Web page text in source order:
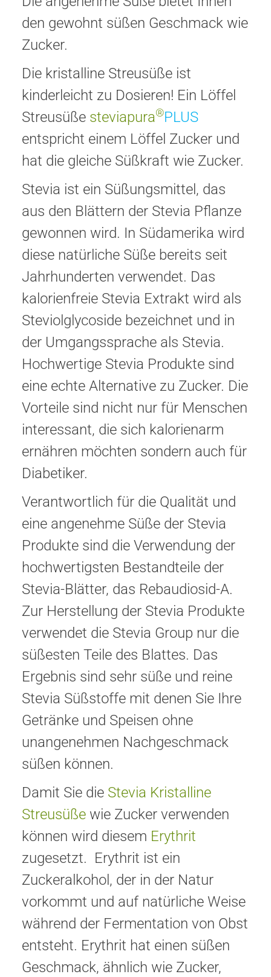
den gewohnt süßen Geschmack wie
Zucker.
Die kristalline Streusüße ist
kinderleicht zu Dosieren! Ein Löffel
Streusüße steviapura®PLUS
entspricht einem Löffel Zucker und
hat die gleiche Süßkraft wie Zucker.
Stevia ist ein Süßungsmittel, das
aus den Blättern der Stevia Pflanze
gewonnen wird. In Südamerika wird
diese natürliche Süße bereits seit
Jahrhunderten verwendet. Das
kalorienfreie Stevia Extrakt wird als
Steviolglycoside bezeichnet und in
der Umgangssprache als Stevia.
Hochwertige Stevia Produkte sind
eine echte Alternative zu Zucker. Die
Vorteile sind nicht nur für Menschen
interessant, die sich kalorienarm
ernähren möchten sondern auch für
Diabetiker.
Verantwortlich für die Qualität und
eine angenehme Süße der Stevia
Produkte sind die Verwendung der
hochwertigsten Bestandteile der
Stevia-Blätter, das Rebaudiosid-A.
Zur Herstellung der Stevia Produkte
verwendet die Stevia Group nur die
süßesten Teile des Blattes. Das
Ergebnis sind sehr süße und reine
Stevia Süßstoffe mit denen Sie Ihre
Getränke und Speisen ohne
unangenehmen Nachgeschmack
süßen können.
Damit Sie die Stevia Kristalline
Streusüße wie Zucker verwenden
können wird diesem Erythrit
zugesetzt. Erythrit ist ein
Zuckeralkohol, der in der Natur
vorkommt und auf natürliche Weise
während der Fermentation von Obst
entsteht. Erythrit hat einen süßen
Geschmack, ähnlich wie Zucker,